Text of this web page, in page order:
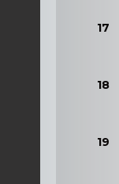
17
18
19